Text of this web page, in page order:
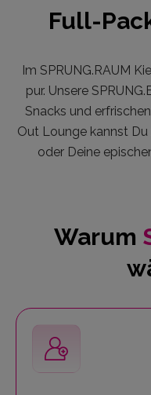
Full-
Im SPRUNG.RAUM
pur. Unsere
Snacks und
Out Lounge kannst
oder Deine
Warum